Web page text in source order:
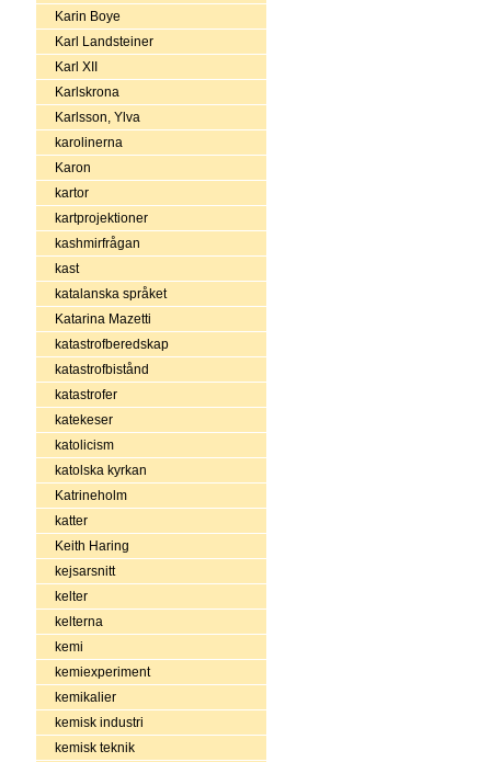
Karin Boye
Karl Landsteiner
Karl XII
Karlskrona
Karlsson, Ylva
karolinerna
Karon
kartor
kartprojektioner
kashmirfrågan
kast
katalanska språket
Katarina Mazetti
katastrofberedskap
katastrofbistånd
katastrofer
katekeser
katolicism
katolska kyrkan
Katrineholm
katter
Keith Haring
kejsarsnitt
kelter
kelterna
kemi
kemiexperiment
kemikalier
kemisk industri
kemisk teknik